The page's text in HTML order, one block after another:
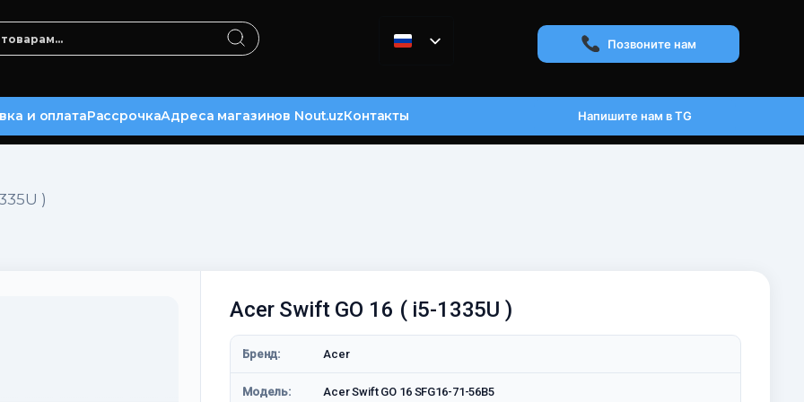
Позвоните нам
и оплатаРассрочкаАдреса магазинов Nout.uzКонтакты Напишите нам в TG
)
Acer Swift GO 16 ( i5-1335U )
Бренд: Acer
Модель: Acer Swift GO 16 SFG16-71-56B5